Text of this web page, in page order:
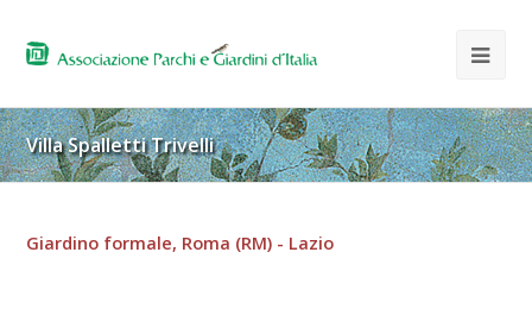
Villa Spalletti Trivelli
Giardino formale, Roma (RM) - Lazio